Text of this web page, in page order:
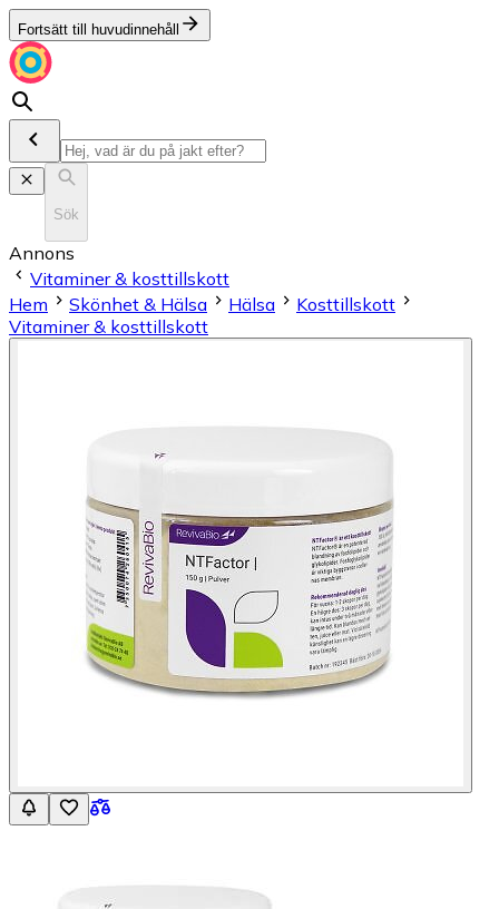
Fortsätt till huvudinnehåll
Sök
Annons
Vitaminer & kosttillskott
Hem
Skönhet & Hälsa Hälsa
Kosttillskott
Vitaminer & kosttillskott